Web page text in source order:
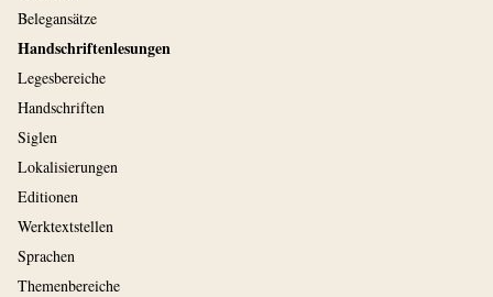
Belegansätze
Handschriftenlesungen
Legesbereiche
Handschriften
Siglen
Lokalisierungen
Editionen
Werktextstellen
Sprachen
Themenbereiche